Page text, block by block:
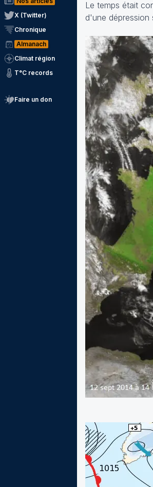
X (Twitter)
Chronique
Almanach
Climat région
T°C records
Faire un don
Le temps était
d'une dépression